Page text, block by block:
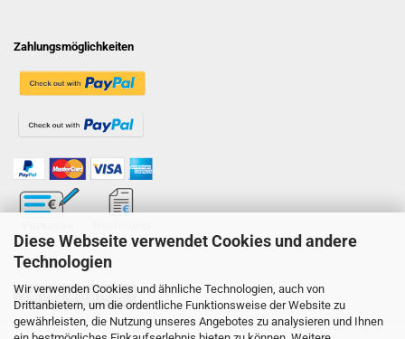
Diese Webseite verwendet Cookies und andere
Technologien
Wir verwenden Cookies und ähnliche Technologien, auch von
Drittanbietern, um die ordentliche Funktionsweise der Website zu
gewährleisten, die Nutzung unseres Angebotes zu analysieren und Ihnen
Zahlungsmöglichkeiten
Vertrag widerrufen